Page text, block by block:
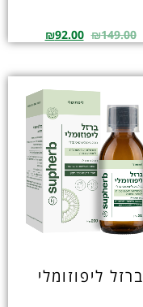
₪149.00
₪92.00
ברזל ליפוזומלי